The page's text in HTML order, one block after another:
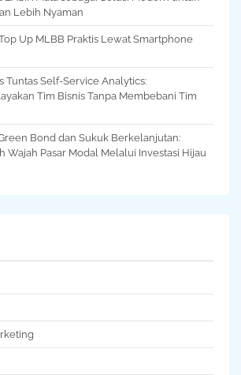
Lebih Nyaman
Up MLBB Praktis Lewat Smartphone
Tuntas Self-Service Analytics:
Tim Bisnis Tanpa Membebani Tim
Bond dan Sukuk Berkelanjutan:
Wajah Pasar Modal Melalui Investasi Hijau